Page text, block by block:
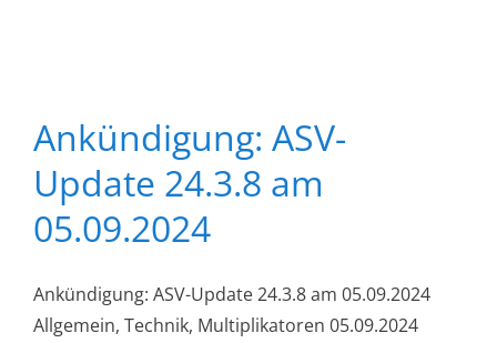
Ankündigung: ASV-
Update 24.3.8 am
05.09.2024
Ankündigung: ASV-Update 24.3.8 am 05.09.2024
Allgemein, Technik, Multiplikatoren 05.09.2024